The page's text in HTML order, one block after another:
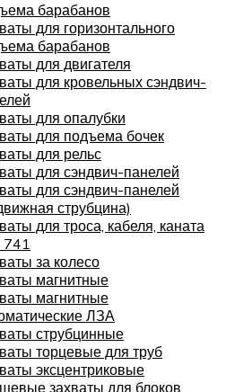
барабанов
для горизонтального
барабанов
для двигателя
для кровельных сэндвич-
для опалубки
для подъема бочек
для рельс
для сэндвич-панелей
для сэндвич-панелей
струбцина)
для троса, кабеля, каната
741
за колесо
магнитные
магнитные
ЛЗА
струбцинные
торцевые для труб
эксцентриковые
захваты для блоков,